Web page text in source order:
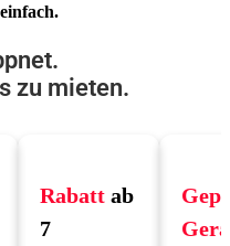
zu mieten.
Rabatt ab
7